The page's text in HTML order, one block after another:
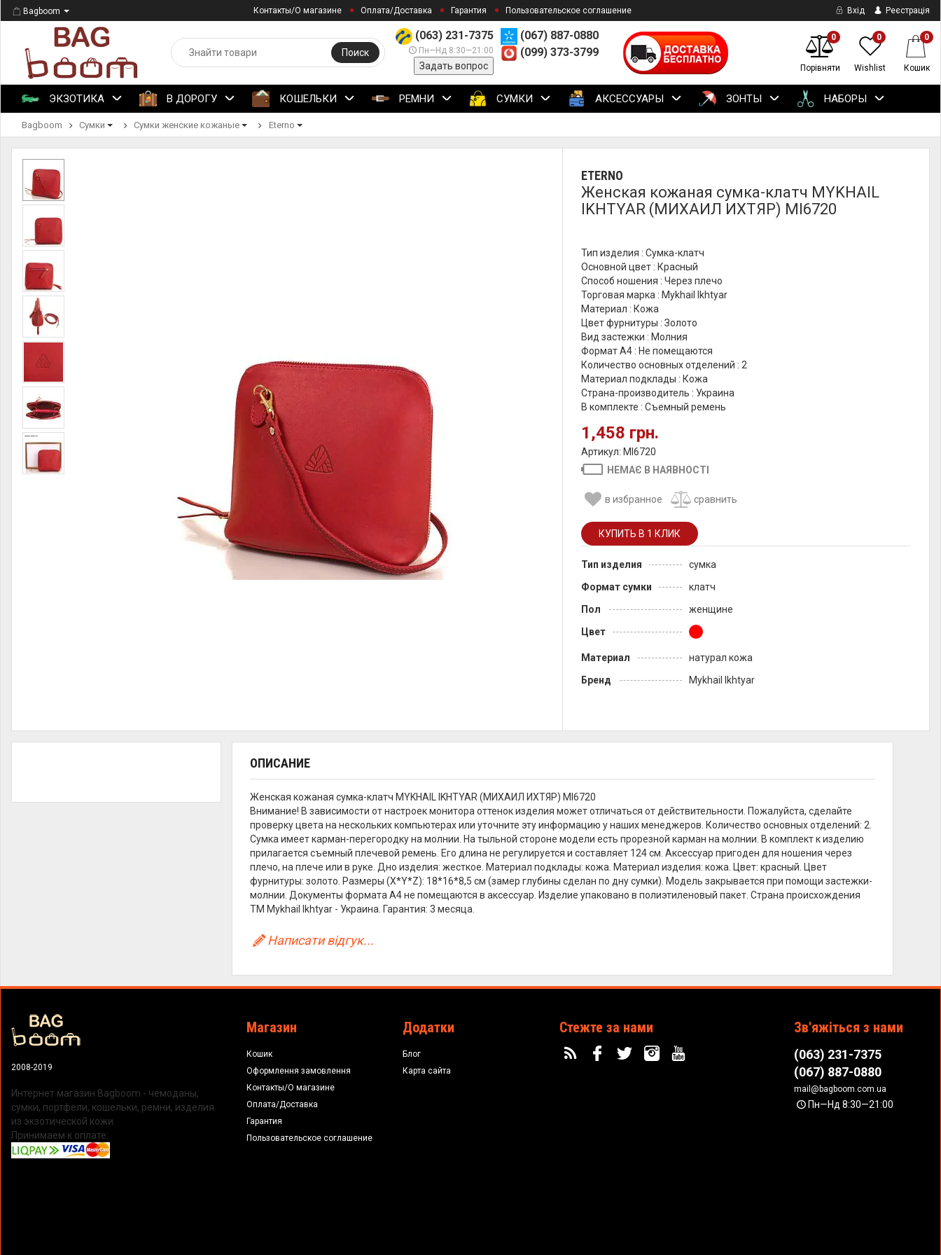
Bagboom Контакты/О магазине Оплата/Доставка Гарантия Пользовательское соглашение Вхід Реєстрація
(063) 231-7375
Пн—Нд 8:30—21:00
Задать вопрос
(067) 887-0880
(099) 373-3799
Поиск
0
Порівняти
0
Wishlist
0
Кошик
ЭКЗОТИКА В ДОРОГУ КОШЕЛЬКИ РЕМНИ СУМКИ АКСЕССУАРЫ ЗОНТЫ НАБОРЫ
Bagboom Сумки Сумки женские кожаные Eterno
ETERNO
Женская кожаная сумка-клатч MYKHAIL
IKHTYAR (МИХАИЛ ИХТЯР) MI6720
Тип изделия : Сумка-клатч
Основной цвет : Красный
Способ ношения : Через плечо
Торговая марка : Mykhail Ikhtyar
Материал : Кожа
Цвет фурнитуры : Золото
Вид застежки : Молния
Формат А4 : Не помещаются
Количество основных отделений : 2
Материал подклады : Кожа
Страна-производитель : Украина
В комплекте : Съемный ремень
1,458 грн.
Артикул: MI6720
НЕМАЄ В НАЯВНОСТІ
в избранное сравнить
Тип изделия
сумка
Формат сумки
клатч
Пол
женщине
Цвет
Материал
натурал кожа
Бренд
Mykhail Ikhtyar
ОПИСАНИЕ
Женская кожаная сумка-клатч MYKHAIL IKHTYAR (МИХАИЛ ИХТЯР) MI6720
Внимание! В зависимости от настроек монитора оттенок изделия может отличаться от действительности. Пожалуйста, сделайте
проверку цвета на нескольких компьютерах или уточните эту информацию у наших менеджеров. Количество основных отделений: 2.
Сумка имеет карман-перегородку на молнии. На тыльной стороне модели есть прорезной карман на молнии. В комплект к изделию
прилагается съемный плечевой ремень. Его длина не регулируется и составляет 124 см. Аксессуар пригоден для ношения через
плечо, на плече или в руке. Дно изделия: жесткое. Материал подклады: кожа. Материал изделия: кожа. Цвет: красный. Цвет
фурнитуры: золото. Размеры (X*Y*Z): 18*16*8,5 см (замер глубины сделан по дну сумки). Модель закрывается при помощи застежки-
молнии. Документы формата А4 не помещаются в аксессуар. Изделие упаковано в полиэтиленовый пакет. Страна происхождения
ТМ Mykhail Ikhtyar - Украина. Гарантия: 3 месяца.
Написати відгук...
2008-2019
Интернет магазин Bagboom - чемоданы,
сумки, портфели, кошельки, ремни, изделия
из экзотической кожи.
Принимаем к оплате:
Магазин
Кошик
Оформлення замовлення
Контакты/О магазине
Оплата/Доставка
Гарантия
Пользовательское соглашение
Додатки
Блог
Карта сайта
Стежте за нами Зв'яжіться з нами
(063) 231-7375
(067) 887-0880
mail@bagboom.com.ua
Пн—Нд 8:30—21:00